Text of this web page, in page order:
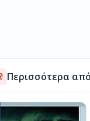
Περισσότερα